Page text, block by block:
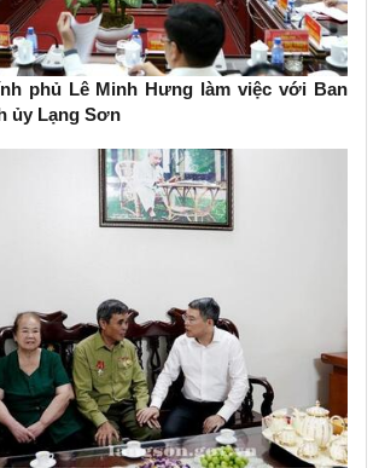
phủ Lê Minh Hưng làm việc với Ban
ủy Lạng Sơn